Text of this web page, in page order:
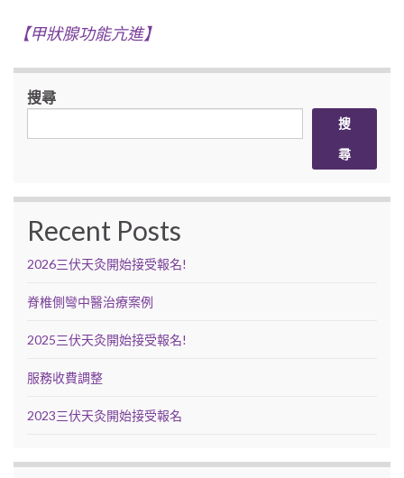
【甲狀腺功能亢進】
搜尋
搜
尋
Recent Posts
2026三伏天灸開始接受報名!
脊椎側彎中醫治療案例
2025三伏天灸開始接受報名!
服務收費調整
2023三伏天灸開始接受報名